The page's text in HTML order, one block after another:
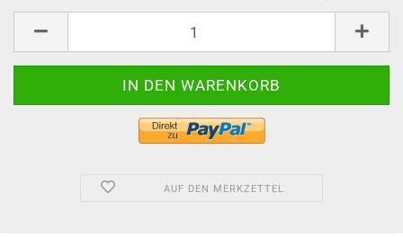
AUF DEN MERKZETTEL